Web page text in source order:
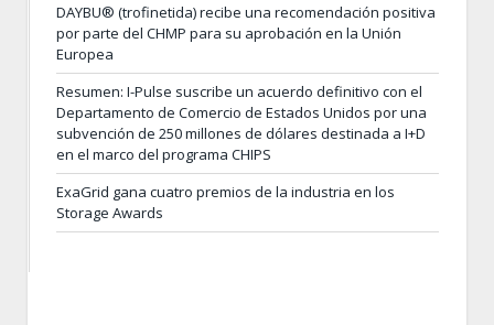
DAYBU® (trofinetida) recibe una recomendación positiva
por parte del CHMP para su aprobación en la Unión
Europea
Resumen: I-Pulse suscribe un acuerdo definitivo con el
Departamento de Comercio de Estados Unidos por una
subvención de 250 millones de dólares destinada a I+D
en el marco del programa CHIPS
ExaGrid gana cuatro premios de la industria en los
Storage Awards